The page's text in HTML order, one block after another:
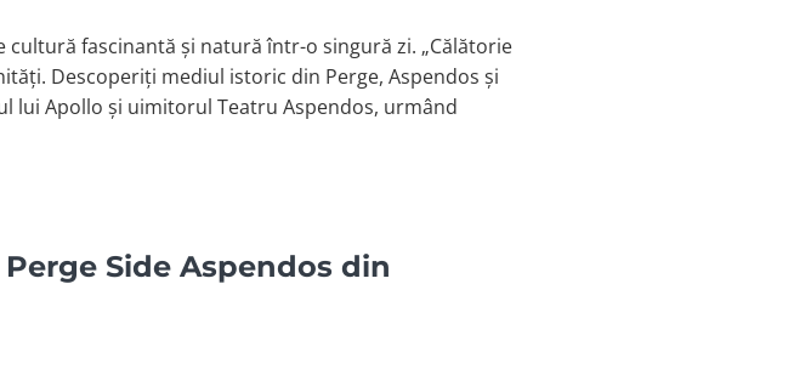
fascinantă și natură într-o singură zi. „Călătorie
Descoperiți mediul istoric din Perge, Aspendos și
lui Apollo și uimitorul Teatru Aspendos, urmând
Side Aspendos din